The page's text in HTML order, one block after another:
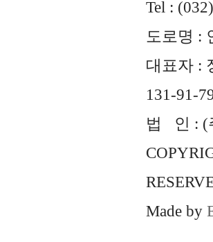
Tel :
도로명 :
대표자 :
131-91-
법 인 : (
Made by